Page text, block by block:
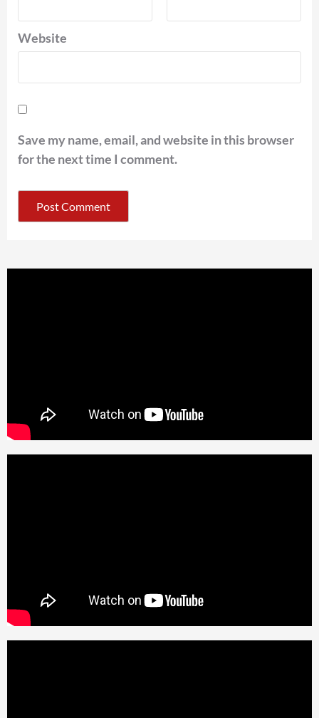
Website
Save my name, email, and website in this browser
for the next time I comment.